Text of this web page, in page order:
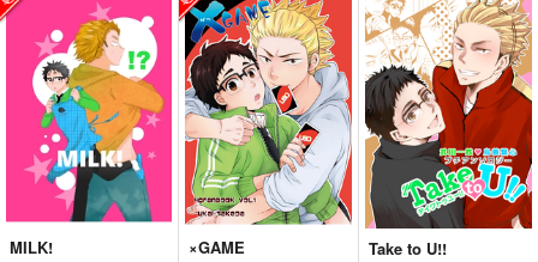
MILK!
×GAME
Take to U!!